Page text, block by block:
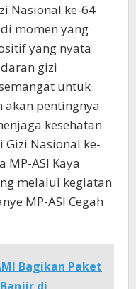
Nasional ke-64
momen yang
yang nyata
gizi
untuk
akan pentingnya
kesehatan
Nasional ke-
MP-ASI Kaya
melalui kegiatan
MP-ASI Cegah
Bagikan Paket